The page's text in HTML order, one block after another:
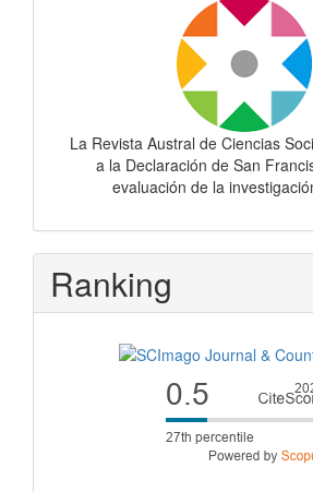
La Revista Austral de Ciencias
a la Declaración de San
evaluación de la
Ranking